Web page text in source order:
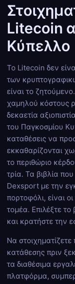
Litecoin
Κύπελλο
Το Litecoin δεν
των
είναι το
χαμηλού κόστους
δεκαετία
του Παγκοσμίου
καταθέσεις να
εκκαθαρίζονται
το περιθώριο
τρία. Τα βιβλία
Dexsport με την
πορτοφόλι, είναι
τομέα. Επιλέξτε
και κρατήστε την
Να
κατάθεσης πριν
τα διαθέσιμα
πλατφόρμα,